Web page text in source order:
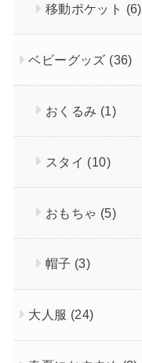
移動ポケット (6)
ベビーグッズ (36)
おくるみ (1)
スタイ (10)
おもちゃ (5)
帽子 (3)
大人服 (24)